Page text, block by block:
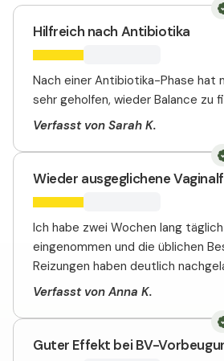
Hilfreich nach Antibiotika
Nach einer Antibiotika-Phase hat
sehr geholfen, wieder Balance zu
Verfasst von Sarah K.
Wieder ausgeglichene
Ich habe zwei Wochen lang
eingenommen und die üblichen
Reizungen haben deutlich
Verfasst von Anna K.
Guter Effekt bei BV-